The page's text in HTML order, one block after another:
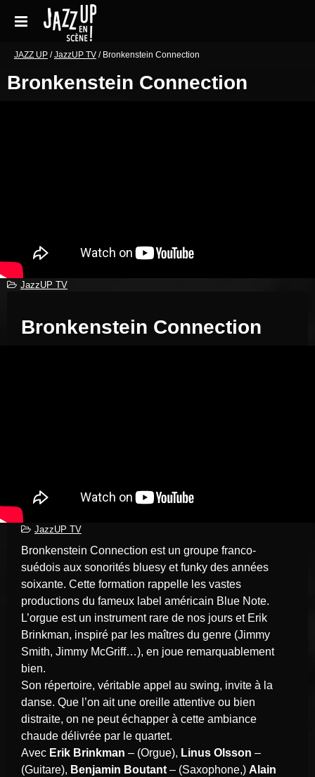
Accueil
Réservations
Newsletter
Contact
JAZZ UP/JazzUP TV/ Bronkenstein Connection
Bronkenstein Connection
JazzUP TV
Bronkenstein Connection
JazzUP TV
Bronkenstein Connection est un groupe franco-
suédois aux sonorités bluesy et funky des années
soixante. Cette formation rappelle les vastes
productions du fameux label américain Blue Note.
L’orgue est un instrument rare de nos jours et Erik
Brinkman, inspiré par les maîtres du genre (Jimmy
Smith, Jimmy McGriff…), en joue remarquablement
bien.
Son répertoire, véritable appel au swing, invite à la
danse. Que l’on ait une oreille attentive ou bien
distraite, on ne peut échapper à cette ambiance
chaude délivrée par le quartet.
Avec Erik Brinkman – (Orgue), Linus Olsson –
(Guitare), Benjamin Boutant– (Saxophone,) Alain